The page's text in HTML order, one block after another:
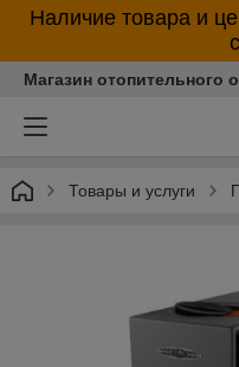
Наличие товара и
Магазин отопительного
Товары и услуги